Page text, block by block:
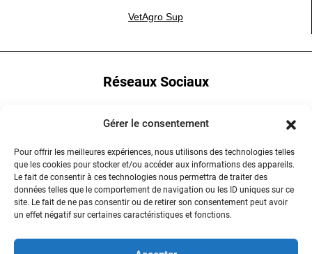
Gérer le consentement
Pour offrir les meilleures expériences, nous utilisons des technologies telles
que les cookies pour stocker et/ou accéder aux informations des appareils.
Le fait de consentir à ces technologies nous permettra de traiter des
données telles que le comportement de navigation ou les ID uniques sur ce
site. Le fait de ne pas consentir ou de retirer son consentement peut avoir
un effet négatif sur certaines caractéristiques et fonctions.
VetAgro Sup
Réseaux Sociaux
Instagram
Contactez-nous